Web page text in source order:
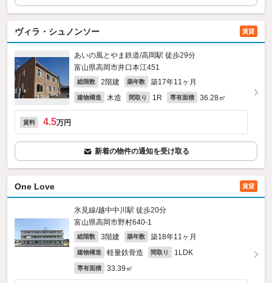
ヴィラ・シュノンソー 賃貸
あいの風とやま鉄道/高岡駅 徒歩29分
富山県高岡市井口本江451
総階数 2階建 築年数 築17年11ヶ月
建物構造 木造 間取り 1R 専有面積 36.28㎡
賃料 4.5万円
新着の物件の通知を受け取る
One Love 賃貸
氷見線/越中中川駅 徒歩20分
富山県高岡市野村640‐1
総階数 3階建 築年数 築18年11ヶ月
建物構造 軽量鉄骨造 間取り 1LDK
専有面積 33.39㎡